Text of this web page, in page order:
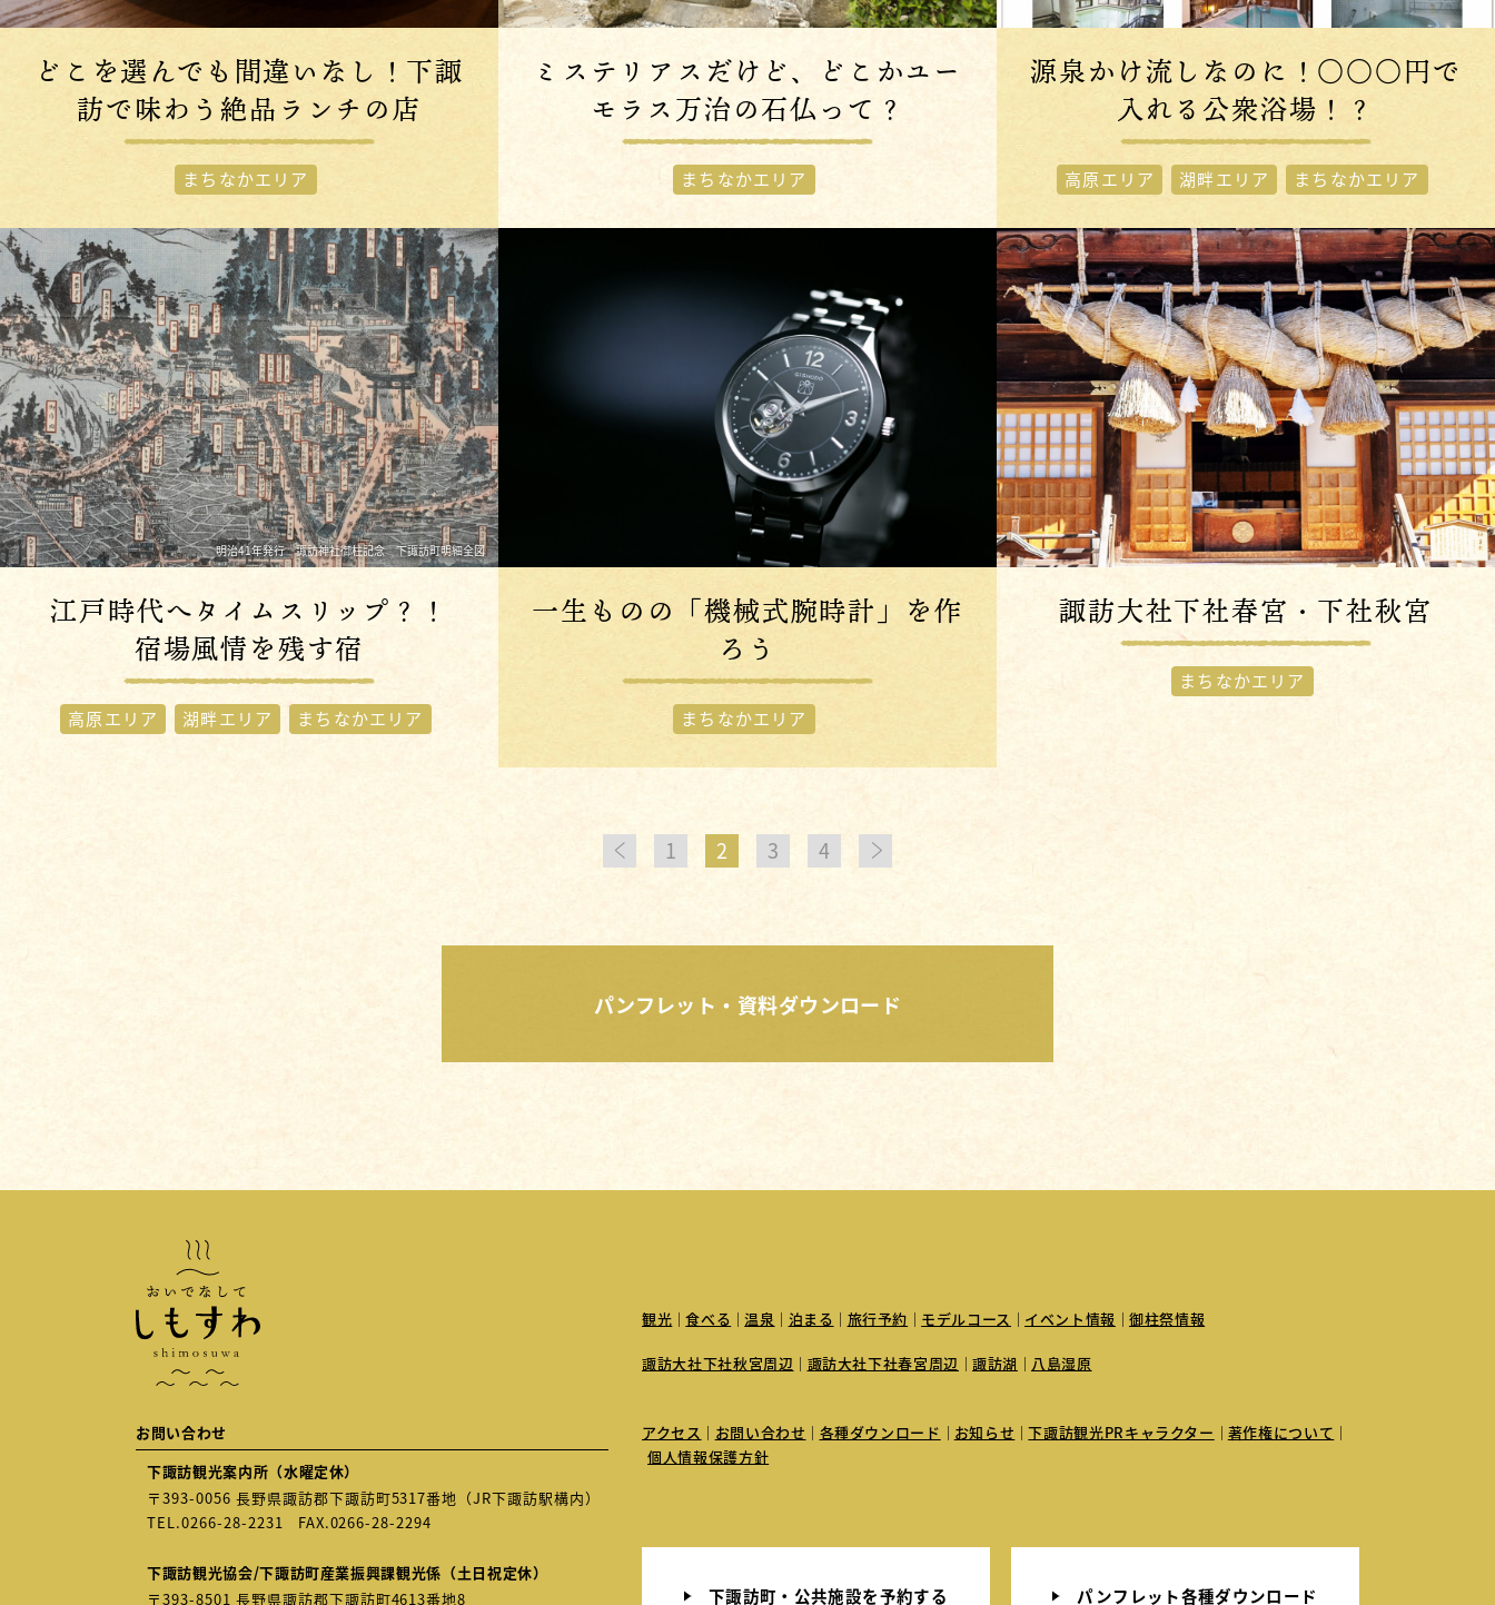
どこを選んでも間違いなし！下諏
訪で味わう絶品ランチの店
まちなかエリア
ミステリアスだけど、どこかユー
モラス万治の石仏って？
まちなかエリア
源泉かけ流しなのに！○○○円で
入れる公衆浴場！？
高原エリア 湖畔エリア まちなかエリア
明治41年発行 諏訪神社御柱記念 下諏訪町明細全図
江戸時代へタイムスリップ？！
宿場風情を残す宿
高原エリア 湖畔エリア まちなかエリア
一生ものの「機械式腕時計」を作
ろう
まちなかエリア
諏訪大社下社春宮・下社秋宮
まちなかエリア
1 2 3 4
パンフレット・資料ダウンロード
お問い合わせ
下諏訪観光案内所（水曜定休）
〒393-0056 長野県諏訪郡下諏訪町5317番地（JR下諏訪駅構内）
TEL.0266-28-2231 FAX.0266-28-2294
下諏訪観光協会/下諏訪町産業振興課観光係（土日祝定休）
〒393-8501 長野県諏訪郡下諏訪町4613番地8
観光 食べる 温泉 泊まる 旅行予約 モデルコース イベント情報 御柱祭情報
諏訪大社下社秋宮周辺 諏訪大社下社春宮周辺 諏訪湖 八島湿原
アクセス お問い合わせ 各種ダウンロード お知らせ 下諏訪観光PRキャラクター
著作権について
個人情報保護方針
下諏訪町・公共施設を予約する パンフレット各種ダウンロード